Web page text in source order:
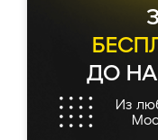
ДО
Из